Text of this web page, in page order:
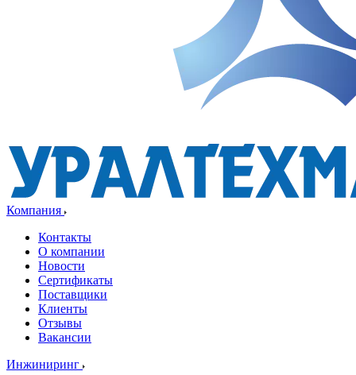
Компания
Контакты
О компании
Новости
Сертификаты
Поставщики
Клиенты
Отзывы
Вакансии
Инжиниринг